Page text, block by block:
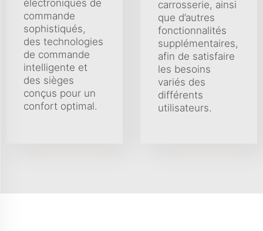
électroniques de
commande
sophistiqués,
des technologies
de commande
intelligente et
des sièges
conçus pour un
confort optimal.
carrosserie, ainsi
que d’autres
fonctionnalités
supplémentaires,
afin de satisfaire
les besoins
variés des
différents
utilisateurs.